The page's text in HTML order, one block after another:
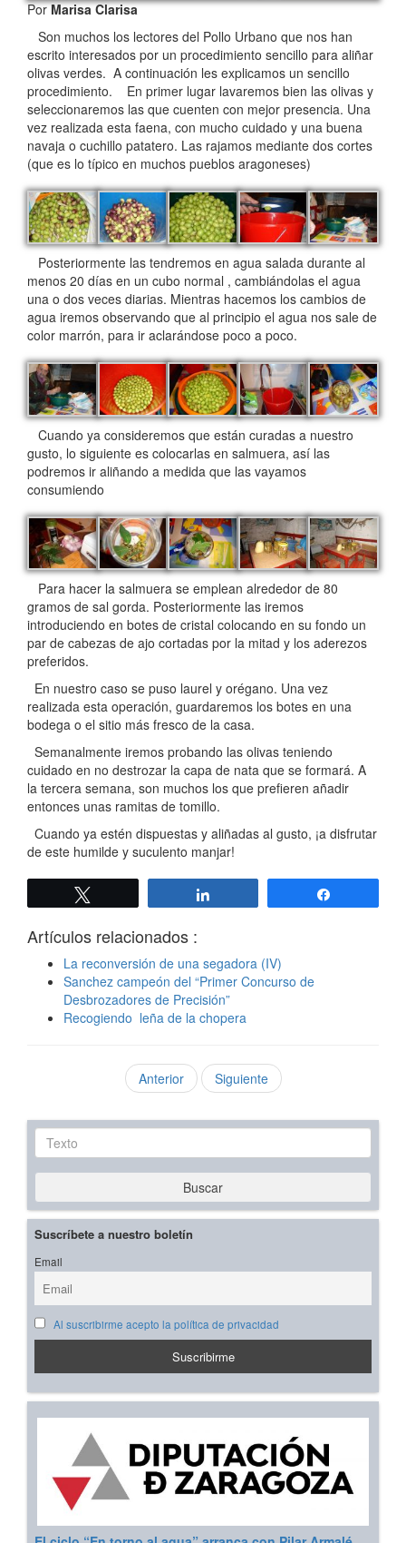
PorMarisa Clarisa
Son muchos los lectores del Pollo Urbano que nos han
escrito interesados por un procedimiento sencillo para aliñar
olivas verdes. A continuación les explicamos un sencillo
procedimiento. En primer lugar lavaremos bien las olivas y
seleccionaremos las que cuenten con mejor presencia. Una
vez realizada esta faena, con mucho cuidado y una buena
navaja o cuchillo patatero. Las rajamos mediante dos cortes
(que es lo típico en muchos pueblos aragoneses)
Posteriormente las tendremos en agua salada durante al
menos 20 días en un cubo normal , cambiándolas el agua
una o dos veces diarias. Mientras hacemos los cambios de
agua iremos observando que al principio el agua nos sale de
color marrón, para ir aclarándose poco a poco.
Cuando ya consideremos que están curadas a nuestro
gusto, lo siguiente es colocarlas en salmuera, así las
podremos ir aliñando a medida que las vayamos
consumiendo
Para hacer la salmuera se emplean alrededor de 80
gramos de sal gorda. Posteriormente las iremos
introduciendo en botes de cristal colocando en su fondo un
par de cabezas de ajo cortadas por la mitad y los aderezos
preferidos.
En nuestro caso se puso laurel y orégano. Una vez
realizada esta operación, guardaremos los botes en una
bodega o el sitio más fresco de la casa.
Semanalmente iremos probando las olivas teniendo
cuidado en no destrozar la capa de nata que se formará. A
la tercera semana, son muchos los que prefieren añadir
entonces unas ramitas de tomillo.
Cuando ya estén dispuestas y aliñadas al gusto, ¡a disfrutar
de este humilde y suculento manjar!
Artículos relacionados :
La reconversión de una segadora (IV)
Sanchez campeón del “Primer Concurso de
Desbrozadores de Precisión”
Recogiendo leña de la chopera
Anterior Siguiente
Texto
Buscar
Suscríbete a nuestro boletín
Email
Al suscribirme acepto la política de privacidad